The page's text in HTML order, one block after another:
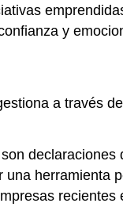
y
a través
declaraciones
recientes